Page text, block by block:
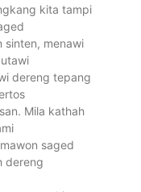
kita tampi
sinten, menawi
dereng tepang
Mila kathah
saged
dereng